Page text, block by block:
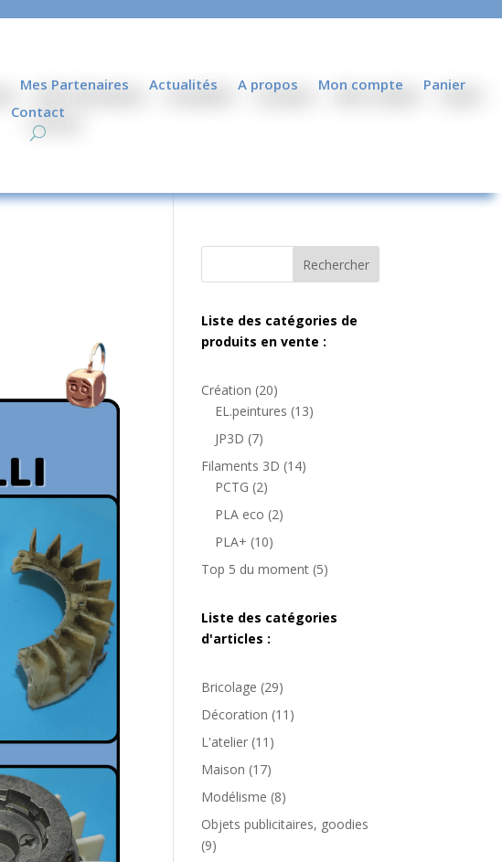
Mes Partenaires Actualités A propos Mon compte
Panier
Contact
Rechercher
Liste des catégories de
produits en vente :
Création 2020
produits
EL.peintures 1313
JP3D 77
produits
Filaments 3D 1414
PCTG 22
produits
PLA eco 22
PLA+ 1010
produits
Top 5 du moment 55
Liste des catégories
d'articles :
Bricolage (29)
Décoration (11)
L'atelier (11)
Maison (17)
Modélisme (8)
Objets publicitaires, goodies
(9)